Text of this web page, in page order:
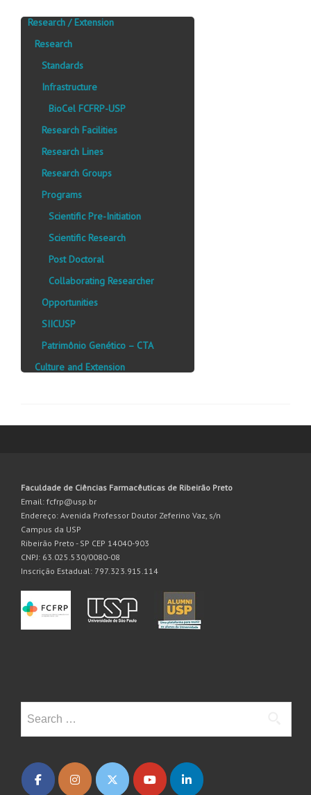
Research / Extension
Research
Standards
Infrastructure
BioCel FCFRP-USP
Research Facilities
Research Lines
Research Groups
Programs
Scientific Pre-Initiation
Scientific Research
Post Doctoral
Collaborating Researcher
Opportunities
SIICUSP
Patrimônio Genético – CTA
Culture and Extension
Faculdade de Ciências Farmacêuticas de Ribeirão Preto
Email: fcfrp@usp.br
Endereço: Avenida Professor Doutor Zeferino Vaz, s/n
Campus da USP
Ribeirão Preto - SP CEP 14040-903
CNPJ: 63.025.530/0080-08
Inscrição Estadual: 797.323.915.114
for: